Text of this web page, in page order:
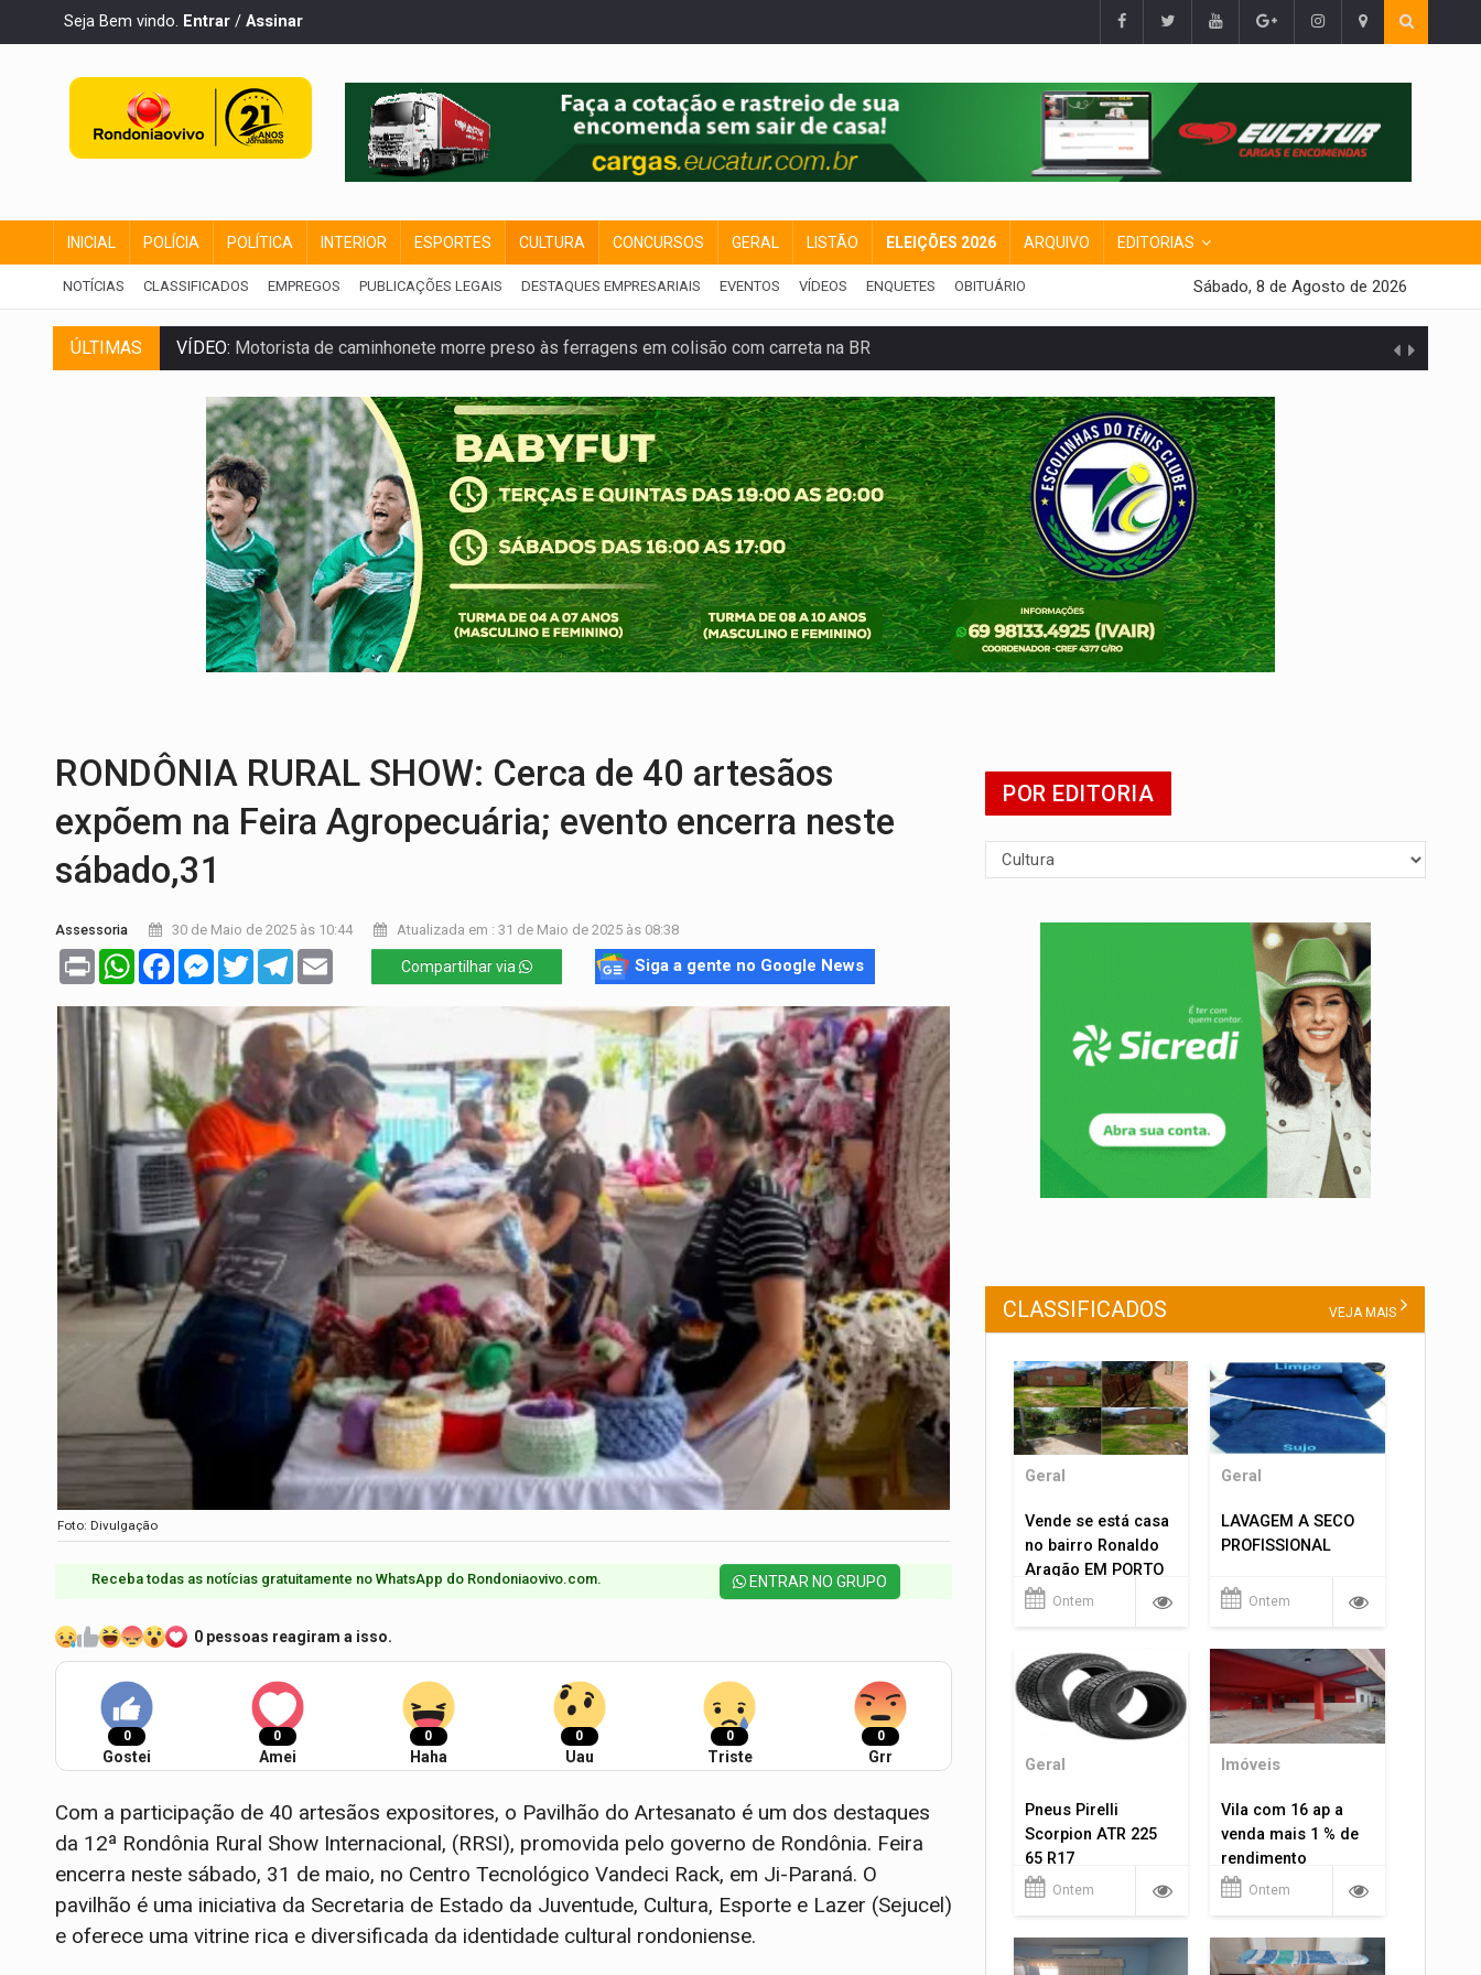
Seja Bem vindo. Entrar / Assinar
INICIAL POLÍCIA POLÍTICA INTERIOR ESPORTES CULTURA CONCURSOS GERAL LISTÃO ELEIÇÕES 2026 ARQUIVO EDITORIAS
NOTÍCIAS CLASSIFICADOS EMPREGOS PUBLICAÇÕES LEGAIS DESTAQUES EMPRESARIAIS EVENTOS VÍDEOS ENQUETES OBITUÁRIO Sábado, 8 de Agosto de 2026
ÚLTIMAS
VÍDEO:Motorista de caminhonete morre preso às ferragens em colisão com carreta na BR
LAZER: Seis lugares gratuitos para aproveitar o fim de semana em Porto Velho
VÍDEO:FTICCO e Força Tática prendem membro do CV com arma e drogas em boca de fumo
INCLUSÃO:Prefeitura fortalece parceria com a APAE para ampliar ações voltadas a PCD's
DEFESA:Exército testa inovações no combate a drones durante exercício antiaéreo
TEMAS SOCIOAMBIENTAIS:Em Itapuã do Oeste, CINEMAZÔNIA leva cinema amazônico a estudantes na escola
PREVISÃO:Interior de Rondônia terá sábado (8) de calor intenso e tempo firme
INFRAESTRUTURA:Após quase 30 anos de espera, asfalto chega ao bairro Nova Esperança
A ILHA:Coreografia de Rondônia estreia na programação do Festival de Dança de Joinville
RONDÔNIA RURAL SHOW: Cerca de 40 artesãos
expõem na Feira Agropecuária; evento encerra neste
sábado,31
Assessoria 30 de Maio de 2025 às 10:44 Atualizada em : 31 de Maio de 2025 às 08:38
Print WhatsAppFacebookMessenger
TwitterTelegram Compartilhar via Siga a gente no Google News
Foto: Divulgação
Receba todas as notícias gratuitamente no WhatsApp do Rondoniaovivo.com.​ ENTRAR NO GRUPO
0 pessoas reagiram a isso.
0
Gostei
0
Amei
0
Haha
0
Uau
0
Triste
0
Grr
Com a participação de 40 artesãos expositores, o Pavilhão do Artesanato é um dos destaques
da 12ª Rondônia Rural Show Internacional, (RRSI), promovida pelo governo de Rondônia. Feira
encerra neste sábado, 31 de maio, no Centro Tecnológico Vandeci Rack, em Ji-Paraná. O
pavilhão é uma iniciativa da Secretaria de Estado da Juventude, Cultura, Esporte e Lazer (Sejucel)
e oferece uma vitrine rica e diversificada da identidade cultural rondoniense.
POR EDITORIA
CLASSIFICADOS VEJA MAIS
Geral
Vende se está casa
no bairro Ronaldo
Aragão EM PORTO
VELHO RO.
Ontem
Geral
LAVAGEM A SECO
PROFISSIONAL
Ontem
Geral
Pneus Pirelli
Scorpion ATR 225
65 R17
Ontem
Imóveis
Vila com 16 ap a
venda mais 1 % de
rendimento
Ontem